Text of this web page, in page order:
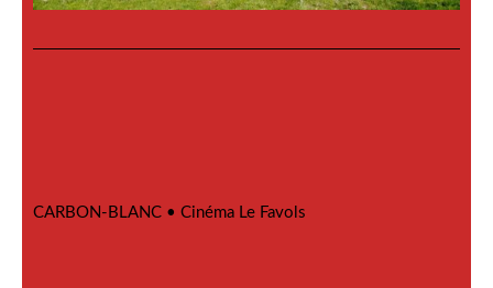
CARBON-BLANC • Cinéma Le Favols